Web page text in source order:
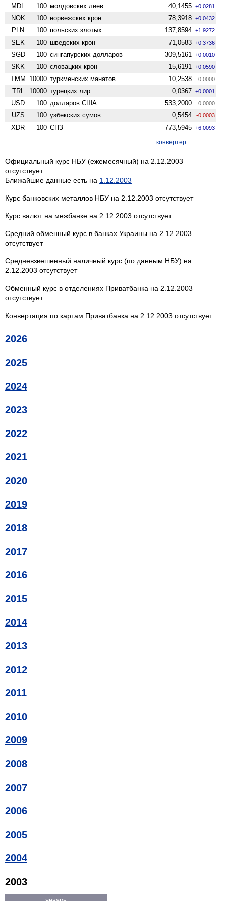
MDL 100 молдовских леев 40,1455 +0.0281
NOK 100 норвежских крон 78,3918 +0.0432
PLN 100 польских злотых 137,8594 +1.9272
SEK 100 шведских крон 71,0583 +0.3736
SGD 100 сингапурских долларов 309,5161 +0.0010
SKK 100 словацких крон 15,6191 +0.0590
TMM 10000 туркменских манатов 10,2538 0.0000
TRL 10000 турецких лир 0,0367 +0.0001
USD 100 долларов США 533,2000 0.0000
UZS 100 узбекских сумов 0,5454 -0.0003
XDR 100 СПЗ 773,5945 +6.0093
конвертер
Официальный курс НБУ (ежемесячный) на 2.12.2003
отсутствует
Ближайшие данные есть на 1.12.2003
Курс банковских металлов НБУ на 2.12.2003 отсутствует
Курс валют на межбанке на 2.12.2003 отсутствует
Средний обменный курс в банках Украины на 2.12.2003
отсутствует
Средневзвешенный наличный курс (по данным НБУ) на
2.12.2003 отсутствует
Обменный курс в отделениях Приватбанка на 2.12.2003
отсутствует
Конвертация по картам Приватбанка на 2.12.2003 отсутствует
2026
2025
2024
2023
2022
2021
2020
2019
2018
2017
2016
2015
2014
2013
2012
2011
2010
2009
2008
2007
2006
2005
2004
2003